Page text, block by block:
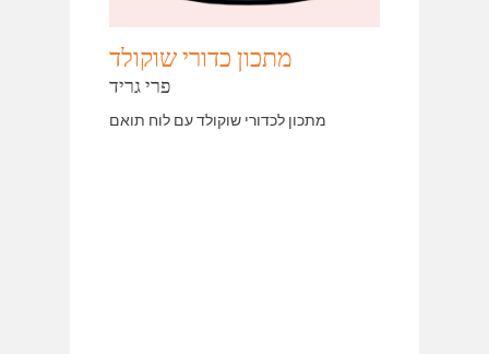
מתכון כדורי שוקולד
פרי גריד
מתכון לכדורי שוקולד עם לוח תואם